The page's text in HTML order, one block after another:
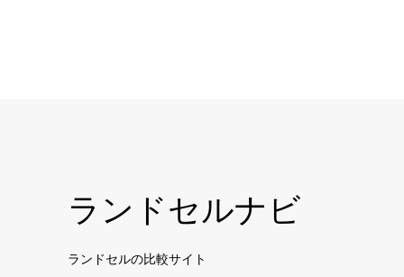
ランドセルナビ
ランドセルの比較サイト